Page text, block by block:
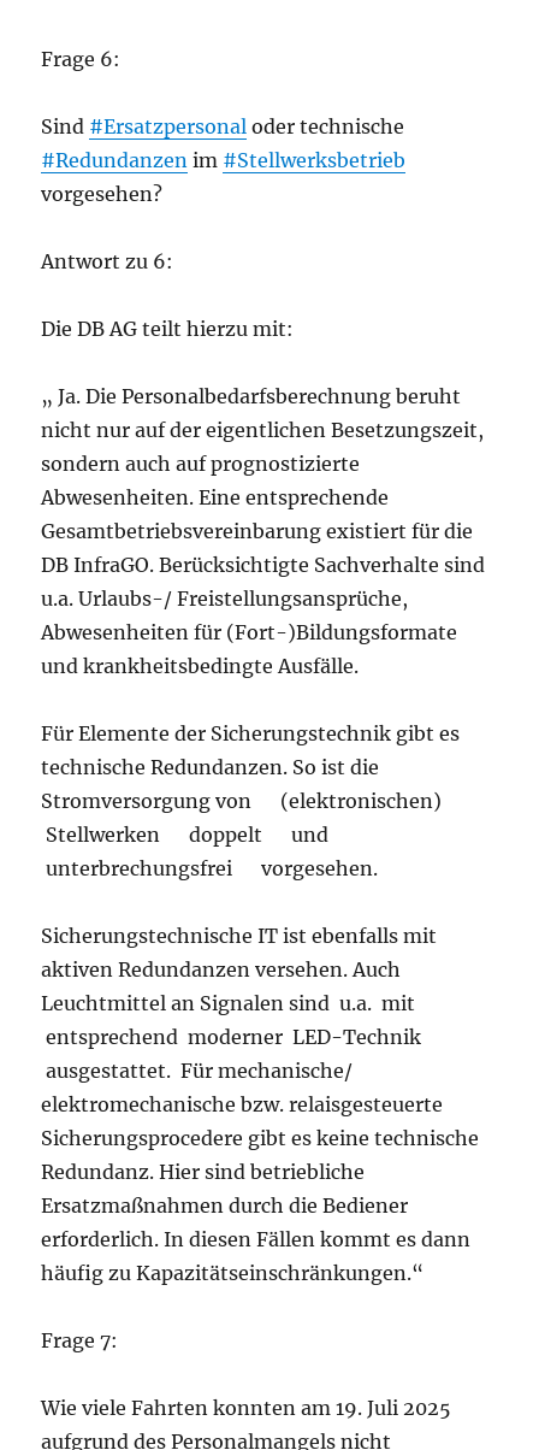
Frage 6:
Sind #Ersatzpersonal oder technische
#Redundanzen im #Stellwerksbetrieb
vorgesehen?
Antwort zu 6:
Die DB AG teilt hierzu mit:
„ Ja. Die Personalbedarfsberechnung beruht
nicht nur auf der eigentlichen Besetzungszeit,
sondern auch auf prognostizierte
Abwesenheiten. Eine entsprechende
Gesamtbetriebsvereinbarung existiert für die
DB InfraGO. Berücksichtigte Sachverhalte sind
u.a. Urlaubs-/ Freistellungsansprüche,
Abwesenheiten für (Fort-)Bildungsformate
und krankheitsbedingte Ausfälle.
Für Elemente der Sicherungstechnik gibt es
technische Redundanzen. So ist die
Stromversorgung von (elektronischen)
Stellwerken doppelt und
unterbrechungsfrei vorgesehen.
Sicherungstechnische IT ist ebenfalls mit
aktiven Redundanzen versehen. Auch
Leuchtmittel an Signalen sind u.a. mit
entsprechend moderner LED-Technik
ausgestattet. Für mechanische/
elektromechanische bzw. relaisgesteuerte
Sicherungsprocedere gibt es keine technische
Redundanz. Hier sind betriebliche
Ersatzmaßnahmen durch die Bediener
erforderlich. In diesen Fällen kommt es dann
häufig zu Kapazitätseinschränkungen.“
Frage 7:
Wie viele Fahrten konnten am 19. Juli 2025
aufgrund des Personalmangels nicht